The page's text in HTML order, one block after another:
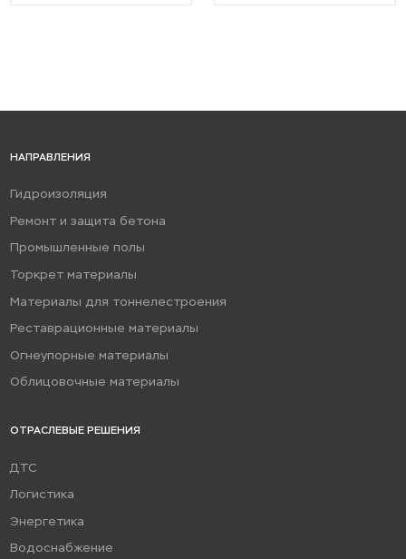
НАПРАВЛЕНИЯ
Гидроизоляция
Ремонт и защита бетона
Промышленные полы
Торкрет материалы
Материалы для тоннелестроения
Реставрационные материалы
Огнеупорные материалы
Облицовочные материалы
ОТРАСЛЕВЫЕ РЕШЕНИЯ
ДТС
Логистика
Энергетика
Водоснабжение